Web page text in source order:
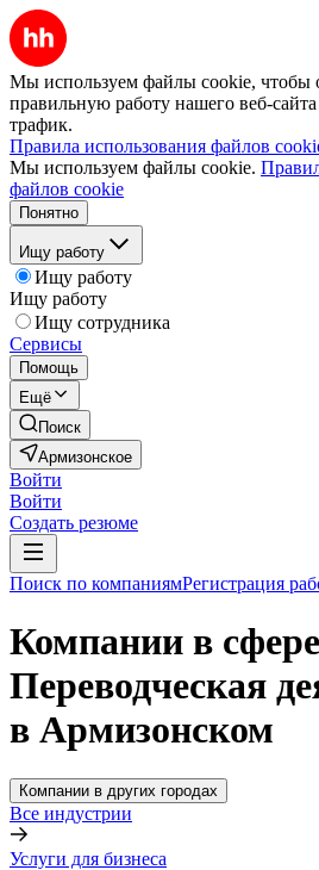
Мы используем файлы cookie, чтобы
правильную работу нашего веб-
трафик.
Правила использования файлов
Мы используем файлы cookie.
файлов cookie
Понятно
Ищу работу
Ищу работу
Ищу работу
Ищу сотрудника
Сервисы
Помощь
Ещё
Поиск
Армизонское
Войти
Войти
Создать резюме
Поиск по компаниямРегистрация
Компании в сфере
Переводческая
в Армизонском
Компании в других городах
Все индустрии
Услуги для бизнеса